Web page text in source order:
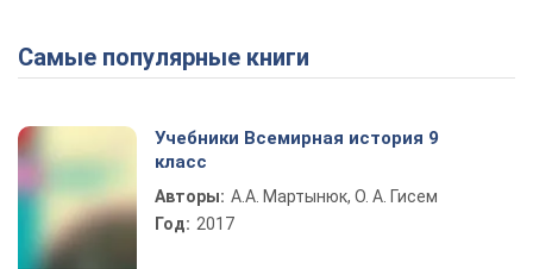
Play Video
Самые популярные книги
Учебники Всемирная история 9
класс
Авторы: А.А. Мартынюк, О. А. Гисем
Год: 2017